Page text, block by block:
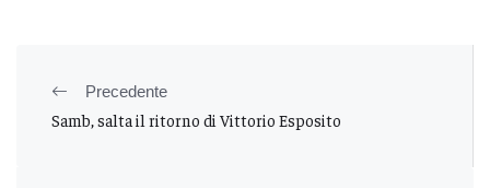
Precedente
Samb, salta il ritorno di Vittorio Esposito